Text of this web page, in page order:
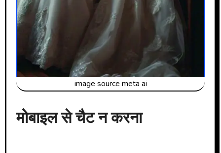
image source meta ai
मोबाइल से चैट न करना